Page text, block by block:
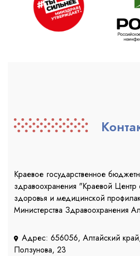
Краевое государственное
здравоохранения "Краевой Центр
здоровья и медицинской
Министерства Здравоохранения
Адрес: 656056, Алтайский
Ползунова, 23